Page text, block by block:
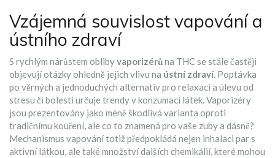
Vzájemná souvislost vapování a
ústního zdraví
S rychlým nárůstem oblibyvaporizérůna THC se stále častěji
objevují otázky ohledně jejich vlivu na ústní zdraví. Poptávka
po věrných a jednoduchých alternativ pro relaxaci a úlevu od
stresu či bolesti určuje trendy v konzumaci látek. Vaporizéry
jsou prezentovány jako méně škodlivá varianta oproti
tradičnímu kouření, ale co to znamená pro vaše zuby a dásně?
Mechanismus vapování totiž předpokládá nejen inhalaci par s
aktivní látkou, ale také množství dalších chemikálií, které mohou